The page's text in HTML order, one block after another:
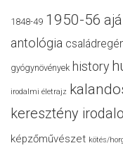
1848-49 1950-56
antológia
gyógynövények history
irodalmi életrajz
keresztény
képzőművészet kötés/